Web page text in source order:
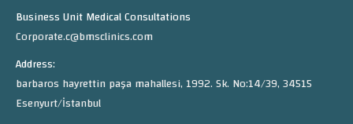
Business Unit Medical Consultations
Corporate.c@bmsclinics.com
Address:
barbaros hayrettin paşa mahallesi, 1992. Sk. No:14/39, 34515
Esenyurt/İstanbul